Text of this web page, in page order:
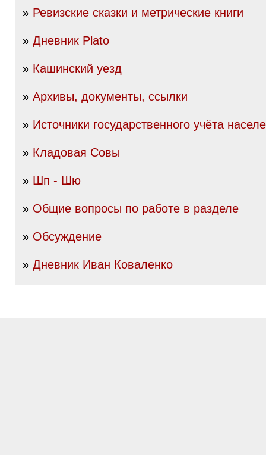
» Ревизские сказки и метрические книги
» Дневник Plato
» Кашинский уезд
» Архивы, документы, ссылки
» Источники государственного учёта
» Кладовая Совы
» Шп - Шю
» Общие вопросы по работе в разделе
» Обсуждение
» Дневник Иван Коваленко